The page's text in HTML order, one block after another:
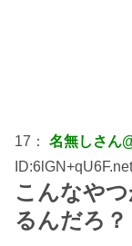
17： 名無しさん
ID:6lGN+qU6F.net
こんなや
るんだろ？